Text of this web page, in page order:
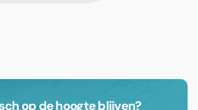
op de hoogte blijven?